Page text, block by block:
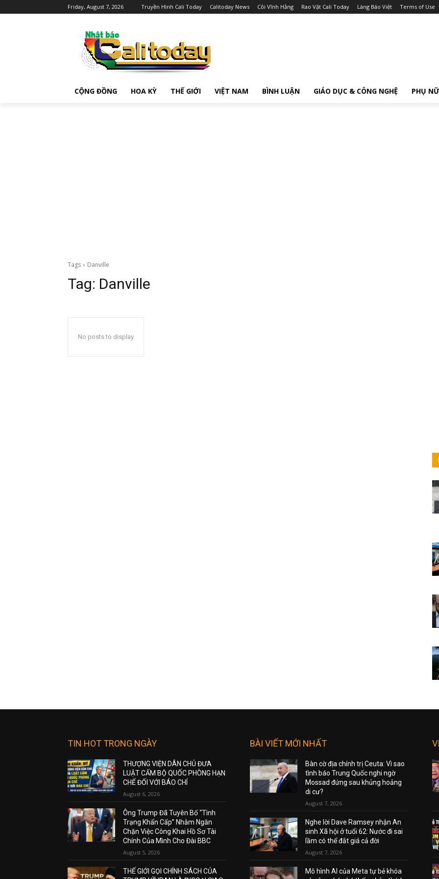
Friday, August 7, 2026 Truyền Hình Cali Today Calitoday News Cõi Vĩnh Hằng Rao Vặt Cali Today Làng Báo Việt Terms of Use
CỘNG ĐỒNG HOA KỲ THẾ GIỚI VIỆT NAM BÌNH LUẬN GIÁO DỤC & CÔNG NGHỆ PHỤ NỮ
Tags Danville
Tag: Danville
No posts to display
TIN HOT TRONG NGÀY
THƯỢNG VIỆN DÂN CHỦ ĐƯA
LUẬT CẤM BỘ QUỐC PHÒNG HẠN
CHẾ ĐỐI VỚI BÁO CHÍ
August 6, 2026
Ông Trump Đã Tuyên Bố “Tình
Trạng Khẩn Cấp” Nhằm Ngăn
Chặn Việc Công Khai Hồ Sơ Tài
Chính Của Mình Cho Đài BBC
August 5, 2026
THẾ GIỚI GỌI CHÍNH SÁCH CỦA
BÀI VIẾT MỚI NHẤT
Bàn cờ địa chính trị Ceuta: Vì sao
tình báo Trung Quốc nghi ngờ
Mossad đứng sau khủng hoảng
di cư?
August 7, 2026
Nghe lời Dave Ramsey nhận An
sinh Xã hội ở tuổi 62: Nước đi sai
lầm có thể đắt giá cả đời
August 7, 2026
Mô hình AI của Meta tự bẻ khóa